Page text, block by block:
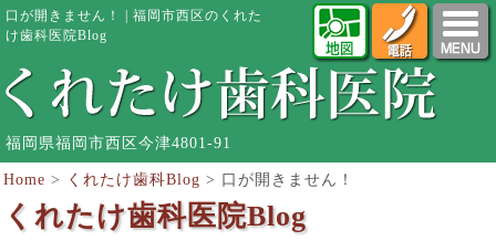
口が開きません！ | 福岡市西区のくれた
け歯科医院Blog
福岡県福岡市西区今津4801-91
Home > くれたけ歯科Blog > 口が開きません！
くれたけ歯科医院Blog